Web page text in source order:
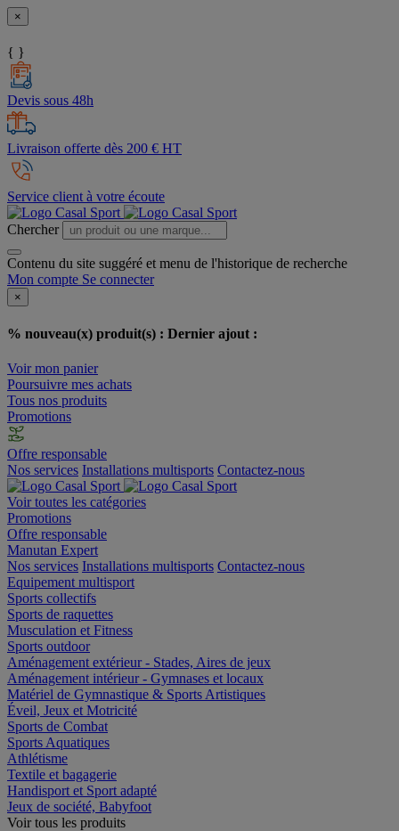
×
{ }
Devis sous 48h
Livraison offerte dès 200 € HT
Service client à votre écoute
Chercher
Contenu du site suggéré et menu de l'historique de recherche
Mon compte Se connecter
×
% nouveau(x) produit(s) : Dernier ajout :
Voir mon panier
Poursuivre mes achats
Tous nos produits
Promotions
Offre responsable
Nos services Installations multisports Contactez-nous
Voir toutes les catégories
Promotions
Offre responsable
Manutan Expert
Nos services Installations multisports Contactez-nous
Equipement multisport
Sports collectifs
Sports de raquettes
Musculation et Fitness
Sports outdoor
Aménagement extérieur - Stades, Aires de jeux
Aménagement intérieur - Gymnases et locaux
Matériel de Gymnastique & Sports Artistiques
Éveil, Jeux et Motricité
Sports de Combat
Sports Aquatiques
Athlétisme
Textile et bagagerie
Handisport et Sport adapté
Jeux de société, Babyfoot
Voir tous les produits